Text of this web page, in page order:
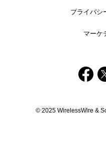
プライバシ
マーケ
© 2025 WirelessWire &